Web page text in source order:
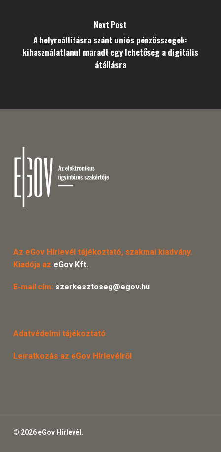
Next Post
A helyreállításra szánt uniós pénzösszegek:
kihasználatlanul maradt egy lehetőség a digitális
átállásra
Az eGov Hírlevél tájékoztató, szakmai kiadvány.
Kiadója az eGov Kft.
E-mail cím: szerkesztoseg@egov.hu
Adatvédelmi tájékoztató
Leiratkozás az eGov Hírlevélről
© 2026 eGov Hírlevél.